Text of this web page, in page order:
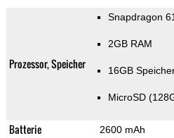
Prozessor, Speicher
Snapdragon
2GB RAM
16GB
MicroSD
Batterie 2600 mAh